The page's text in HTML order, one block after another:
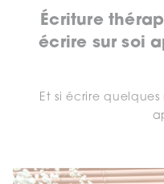
Écriture
écrire sur soi
Et si écrire